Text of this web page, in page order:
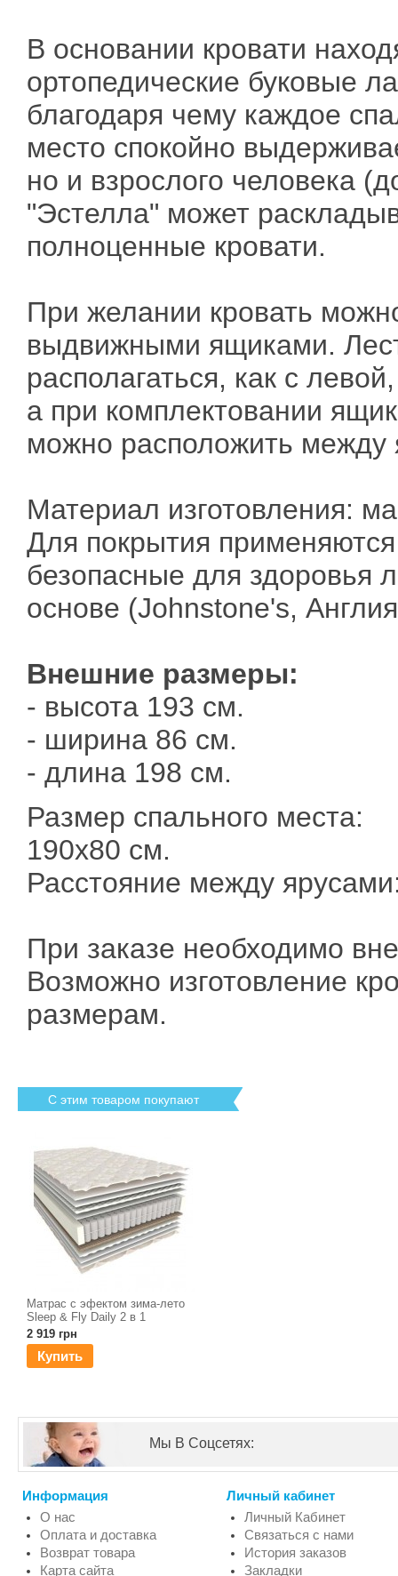
В основании кровати
ортопедические буковые
благодаря чему каждое
место спокойно
но и взрослого человека
"Эстелла" может
полноценные кровати.
При желании кровать
выдвижными ящиками.
располагаться, как с
а при комплектовании
можно расположить между
Материал изготовления:
Для покрытия
безопасные для здоровья
основе (Johnstone's,
Внешние размеры:
- высота 193 см.
- ширина 86 см.
- длина 198 см.
Размер спального места:
190х80 см.
Расстояние между
При заказе необходимо
Возможно изготовление
размерам.
С этим товаром покупают
Матрас с эфектом зима-лето
Sleep & Fly Daily 2 в 1
2 919 грн
Купить
Мы В Соцсетях:
Информация
О нас
Оплата и доставка
Возврат товара
Карта сайта
Личный кабинет
Личный Кабинет
Связаться с нами
История заказов
Закладки